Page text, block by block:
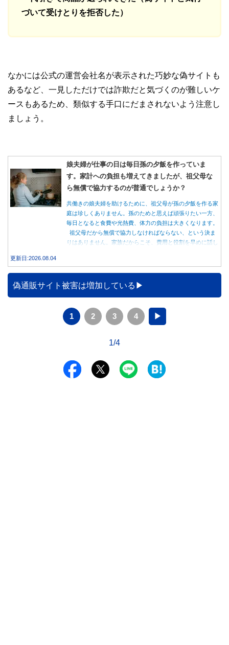
づいて受けとりを拒否した）
なかには公式の運営会社名が表示された巧妙な偽サイトも
あるなど、一見しただけでは詐欺だと気づくのが難しいケ
ースもあるため、類似する手口にだまされないよう注意し
ましょう。
娘夫婦が仕事の日は毎日孫の夕飯を作っていま
す。家計への負担も増えてきましたが、祖父母な
ら無償で協力するのが普通でしょうか？
共働きの娘夫婦を助けるために、祖父母が孫の夕飯を作る家
庭は珍しくありません。孫のためと思えば頑張りたい一方、
毎日となると食費や光熱費、体力の負担は大きくなります。
祖父母だから無償で協力しなければならない、という決ま
りはありません。家族だからこそ、費用と役割を早めに話し
更新日:2026.08.04
偽通販サイト被害は増加している
1 2 3 4 ▶
1/4